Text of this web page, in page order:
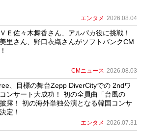
エンタメ 2026.08.04
Ｅ佐々木舞香さん、アルパカ役に挑戦！
里さん、野口衣織さんがソフトバンクCM
CMニュース 2026.08.03
、目標の舞台Zepp DiverCityでの 2ndワ
ンサート大成功！ 初の全員曲「台風の
露！ 初の海外単独公演となる韓国コンサ
定！
エンタメ 2026.07.31